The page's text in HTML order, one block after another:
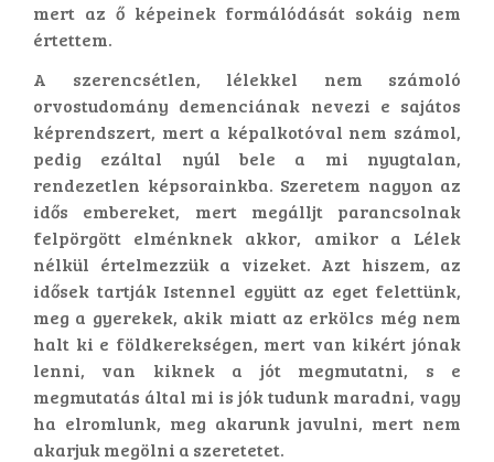
mert az ő képeinek formálódását sokáig nem
értettem.
A szerencsétlen, lélekkel nem számoló
orvostudomány demenciának nevezi e sajátos
képrendszert, mert a képalkotóval nem számol,
pedig ezáltal nyúl bele a mi nyugtalan,
rendezetlen képsorainkba. Szeretem nagyon az
idős embereket, mert megálljt parancsolnak
felpörgött elménknek akkor, amikor a Lélek
nélkül értelmezzük a vizeket. Azt hiszem, az
idősek tartják Istennel együtt az eget felettünk,
meg a gyerekek, akik miatt az erkölcs még nem
halt ki e földkerekségen, mert van kikért jónak
lenni, van kiknek a jót megmutatni, s e
megmutatás által mi is jók tudunk maradni, vagy
ha elromlunk, meg akarunk javulni, mert nem
akarjuk megölni a szeretetet.